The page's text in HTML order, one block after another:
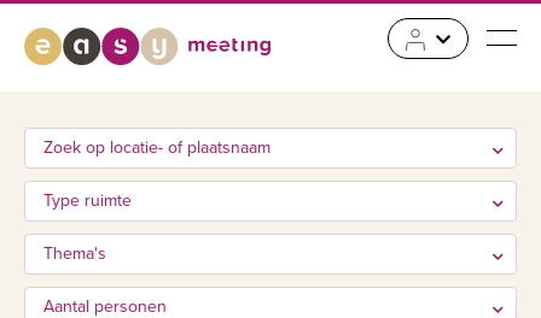
Zoek op locatie- of plaatsnaam
Type ruimte
Thema's
Aantal personen